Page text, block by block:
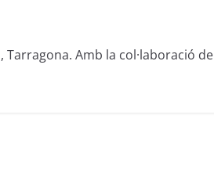
Tarragona. Amb la col·laboració de